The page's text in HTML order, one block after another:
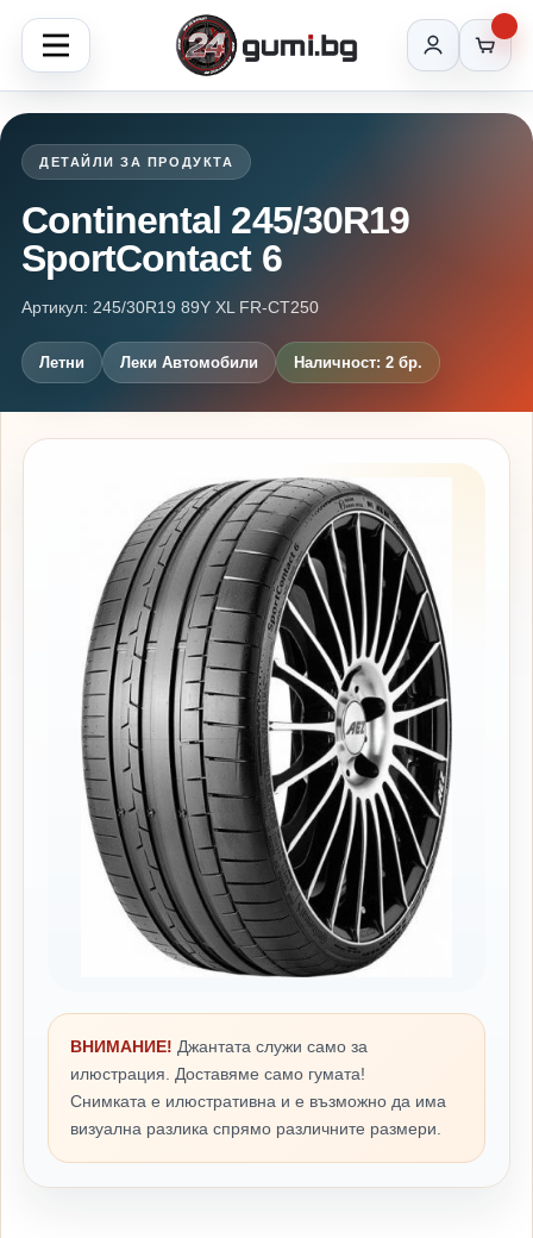
ДЕТАЙЛИ ЗА ПРОДУКТА
Continental 245/30R19
SportContact 6
Артикул: 245/30R19 89Y XL FR-CT250
Летни Леки Автомобили Наличност: 2 бр.
ВНИМАНИЕ! Джантата служи само за
илюстрация. Доставяме само гумата!
Снимката е илюстративна и е възможно да има
визуална разлика спрямо различните размери.